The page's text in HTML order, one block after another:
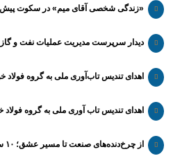
«زندگی شخصی آقای میم» در سکوت
دیدار سرپرست مدیریت عملیات نفت و گاز
اهدای تندیس تاب‌آوری ملی به گروه فولاد
اهدای تندیس تاب آوری ملی به گروه فولاد